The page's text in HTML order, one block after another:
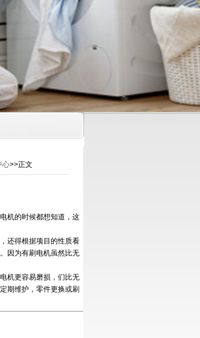
心>>正文
机的时候都想知道，这
还得根据项目的性质看
因为有刷电机虽然比无
机更容易磨损，们比无
期维护，零件更换或刷